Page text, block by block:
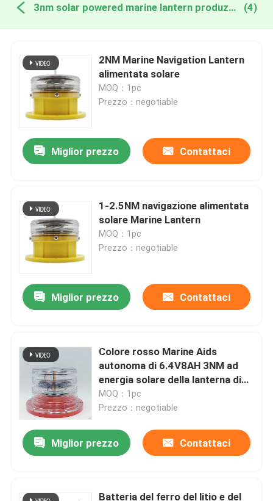
3nm solar powered marine lantern produzione online (4)
2NM Marine Navigation Lantern
alimentata solare
MOQ：1pc
Prezzo：negotiable
Miglior prezzo Contattaci
1-2.5NM navigazione alimentata
solare Marine Lantern
MOQ：1pc
Prezzo：negotiable
Miglior prezzo Contattaci
Colore rosso Marine Aids
autonoma di 6.4V8AH 3NM ad
energia solare della lanterna di
navigazione per il fiume interno
MOQ：1pc
Prezzo：negotiable
Miglior prezzo Contattaci
Batteria del ferro del litio e del